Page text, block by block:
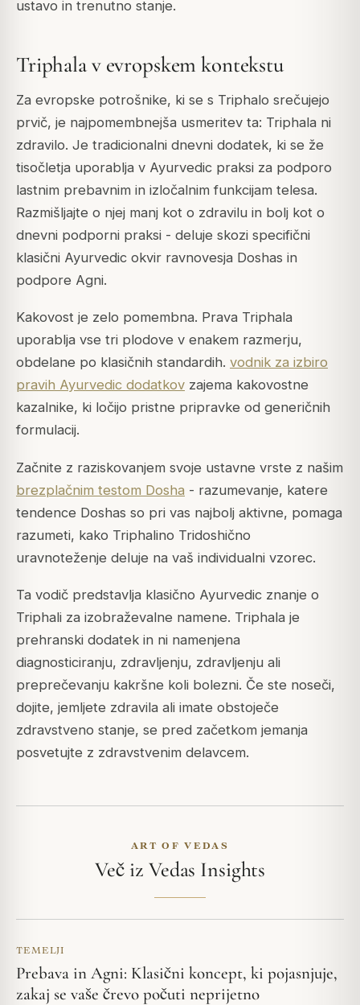
ustavo in trenutno stanje.
Triphala v evropskem kontekstu
Za evropske potrošnike, ki se s Triphalo srečujejo
prvič, je najpomembnejša usmeritev ta: Triphala ni
zdravilo. Je tradicionalni dnevni dodatek, ki se že
tisočletja uporablja v Ayurvedic praksi za podporo
lastnim prebavnim in izločalnim funkcijam telesa.
Razmišljajte o njej manj kot o zdravilu in bolj kot o
dnevni podporni praksi - deluje skozi specifični
klasični Ayurvedic okvir ravnovesja Doshas in
podpore Agni.
Kakovost je zelo pomembna. Prava Triphala
uporablja vse tri plodove v enakem razmerju,
obdelane po klasičnih standardih. vodnik za izbiro
pravih Ayurvedic dodatkov zajema kakovostne
kazalnike, ki ločijo pristne pripravke od generičnih
formulacij.
Začnite z raziskovanjem svoje ustavne vrste z našim
brezplačnim testom Dosha - razumevanje, katere
tendence Doshas so pri vas najbolj aktivne, pomaga
razumeti, kako Triphalino Tridoshično
uravnoteženje deluje na vaš individualni vzorec.
Ta vodič predstavlja klasično Ayurvedic znanje o
Triphali za izobraževalne namene. Triphala je
prehranski dodatek in ni namenjena
diagnosticiranju, zdravljenju, zdravljenju ali
preprečevanju kakršne koli bolezni. Če ste noseči,
dojite, jemljete zdravila ali imate obstoječe
zdravstveno stanje, se pred začetkom jemanja
posvetujte z zdravstvenim delavcem.
ART OF VEDAS
Več iz Vedas Insights
TEMELJI
Prebava in Agni: Klasični koncept, ki pojasnjuje,
zakaj se vaše črevo počuti neprijetno